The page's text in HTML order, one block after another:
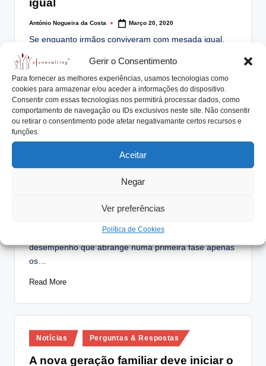
Gerir o Consentimento
Para fornecer as melhores experiências, usamos tecnologias como
cookies para armazenar e/ou aceder a informações do dispositivo.
Consentir com essas tecnologias nos permitirá processar dados, como
comportamento de navegação ou IDs exclusivos neste site. Não consentir
ou retirar o consentimento pode afetar negativamante certos recursos e
funções.
Aceitar
Negar
Ver preferências
Política de Cookies
igual
Posted
António Nogueira da Costa Março 20, 2020
Se enquanto irmãos conviveram com mesada igual,
devem ter…
Read More
Posted
Notícias Perguntas & Respostas
Deve-se implementar sistema de
avaliação de desempenho dos
Decidimos implementar um sistema de avaliação de
desempenho que abrange numa primeira fase apenas
os…
Read More
Posted
in
Notícias Perguntas & Respostas
A nova geração familiar deve iniciar o